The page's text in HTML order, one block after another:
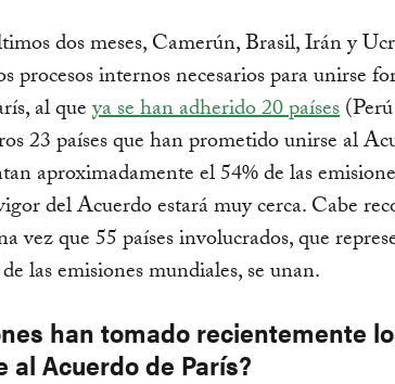
dos meses, Camerún, Brasil, Irán y
procesos internos necesarios para unirse
al queya se han adherido 20 países
23 países que han prometido unirse al
aproximadamente el 54% de las
del Acuerdo estará muy cerca. Cabe
vez que 55 países involucrados, que
las emisiones mundiales, se unan.
han tomado recientemente
al Acuerdo de París?